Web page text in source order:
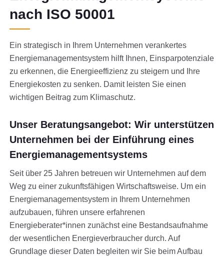
nach ISO 50001
Ein strategisch in Ihrem Unternehmen verankertes
Energiemanagementsystem hilft Ihnen, Einsparpotenziale
zu erkennen, die Energieeffizienz zu steigern und Ihre
Energiekosten zu senken. Damit leisten Sie einen
wichtigen Beitrag zum Klimaschutz.
Unser Beratungsangebot: Wir unterstützen
Unternehmen bei der Einführung eines
Energiemanagementsystems
Seit über 25 Jahren betreuen wir Unternehmen auf dem
Weg zu einer zukunftsfähigen Wirtschaftsweise. Um ein
Energiemanagementsystem in Ihrem Unternehmen
aufzubauen, führen unsere erfahrenen
Energieberater*innen zunächst eine Bestandsaufnahme
der wesentlichen Energieverbraucher durch. Auf
Grundlage dieser Daten begleiten wir Sie beim Aufbau